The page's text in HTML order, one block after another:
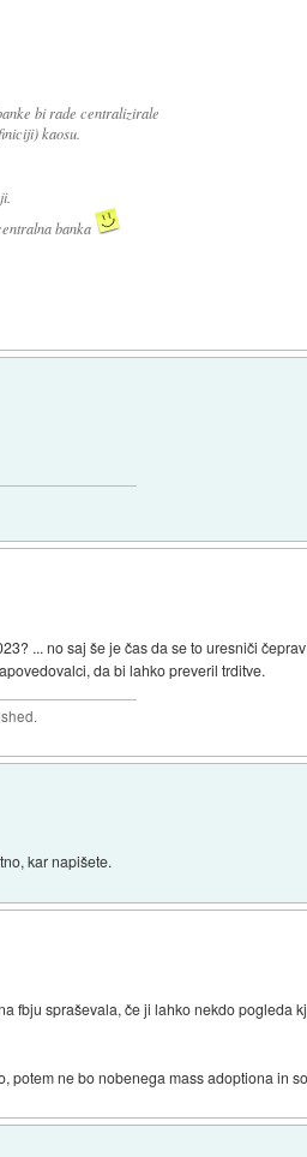
bi rade centralizirale
kaosu.
banka
... no saj še je čas da se to uresniči
da bi lahko preveril trditve.
kar napišete.
fbju spraševala, če ji lahko nekdo pogleda
ne bo nobenega mass adoptiona in